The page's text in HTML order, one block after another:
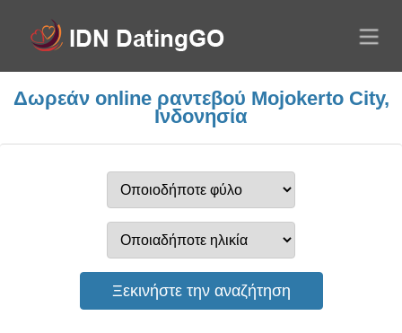
Δωρεάν online ραντεβού Mojokerto City,
Ινδονησία